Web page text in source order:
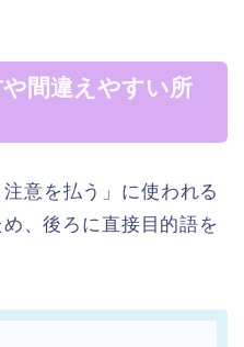
間違えやすい所
意を払う」に使われる
、後ろに直接目的語を